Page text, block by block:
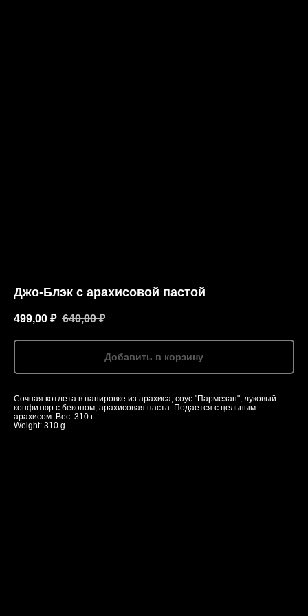
Джо-Блэк с арахисовой пастой
499,00 ₽ 640,00 ₽
Добавить в корзину
Сочная котлета в панировке из арахиса, соус "Пармезан", луковый
конфитюр с беконом, арахисовая паста. Подается с цельным
арахисом. Вес: 310 г.
Weight: 310 g